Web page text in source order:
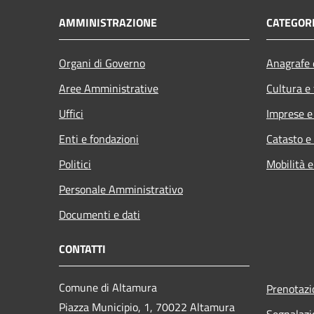
AMMINISTRAZIONE
Organi di Governo
Aree Amministrative
Uffici
Enti e fondazioni
Politici
Personale Amministrativo
Documenti e dati
Cultura
Imprese
Catasto
Mobilità
CONTATTI
Comune di Altamura
Piazza Municipio, 1, 70022 Altamura